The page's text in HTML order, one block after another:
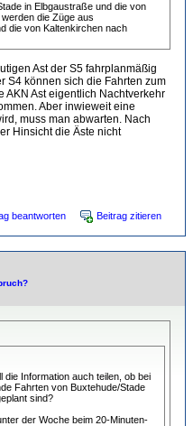
in Elbgaustraße und die von
die Züge aus
die von Kaltenkirchen nach
Ast der S5 fahrplanmäßig
S4 können sich die Fahrten zum
AKN Ast eigentlich Nachtverkehr
Aber inwieweit eine
muss man abwarten. Nach
Hinsicht die Äste nicht
beantworten Beitrag zitieren
die Information auch teilen, ob bei
Fahrten von Buxtehude/Stade
sind?
der Woche beim 20-Minuten-